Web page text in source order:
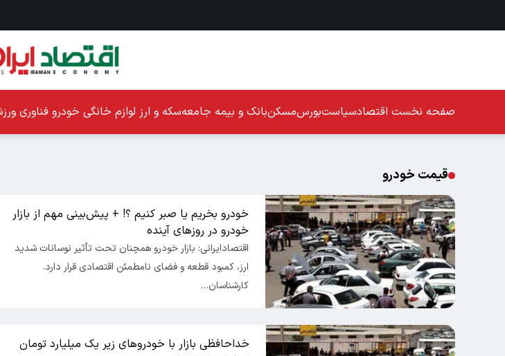
صفحه نخست اقتصادسیاستبورسمسکنبانک و بیمه جامعهسکه و ارز لوازم خانگی خودرو فناوری
قیمت خودرو
خودرو بخریم یا صبر کنیم ؟! + پیش‌بینی مهم از بازار
خودرو در روز‌های آینده
اقتصادایرانی: بازار خودرو همچنان تحت تأثیر نوسانات شدید
ارز، کمبود قطعه و فضای نامطمئن اقتصادی قرار دارد.
کارشناسان…
خداحافظی بازار با خودروهای زیر یک میلیارد تومان